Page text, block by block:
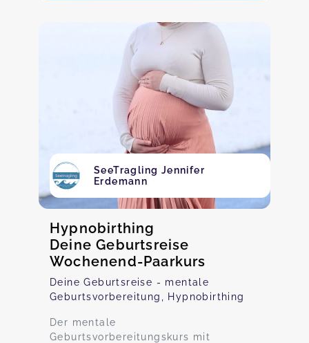
SeeTragling Jennifer
Erdemann
Hypnobirthing
Deine Geburtsreise
Wochenend-Paarkurs
Deine Geburtsreise - mentale
Geburtsvorbereitung, Hypnobirthing
Der mentale
Geburtsvorbereitungskurs mit